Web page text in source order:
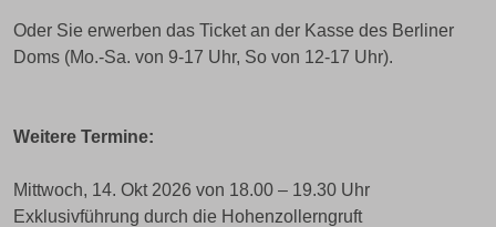
Oder Sie erwerben das Ticket an der Kasse des Berliner
Doms (Mo.-Sa. von 9-17 Uhr, So von 12-17 Uhr).
Weitere Termine:
Mittwoch, 14. Okt 2026 von 18.00 – 19.30 Uhr
Exklusivführung durch die Hohenzollerngruft